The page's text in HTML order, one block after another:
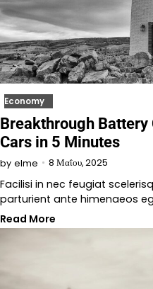
Economy
Breakthrough Battery
Cars in 5 Minutes
by elme 8 Μαΐου, 2025
Facilisi in nec feugiat
parturient ante himenaeos
Read More